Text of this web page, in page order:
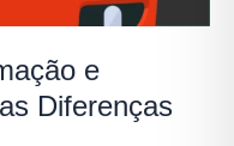
e
Diferenças